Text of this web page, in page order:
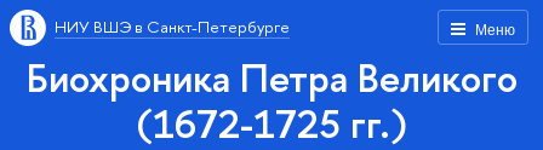
Меню
НИУ ВШЭ в Санкт-Петербурге
Биохроника Петра Великого
(1672-1725 гг.)